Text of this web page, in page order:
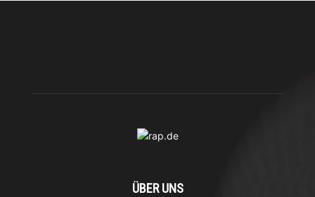
ÜBER UNS